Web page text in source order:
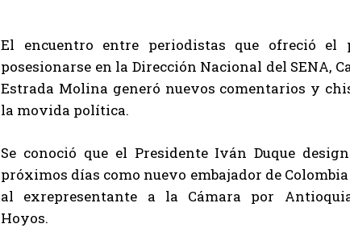
El encuentro entre periodistas que ofreció el
posesionarse en la Dirección Nacional del SENA,
Estrada Molina generó nuevos comentarios y
la movida política.
Se conoció que el Presidente Iván Duque
próximos días como nuevo embajador de Colombia
al exrepresentante a la Cámara por
Hoyos.